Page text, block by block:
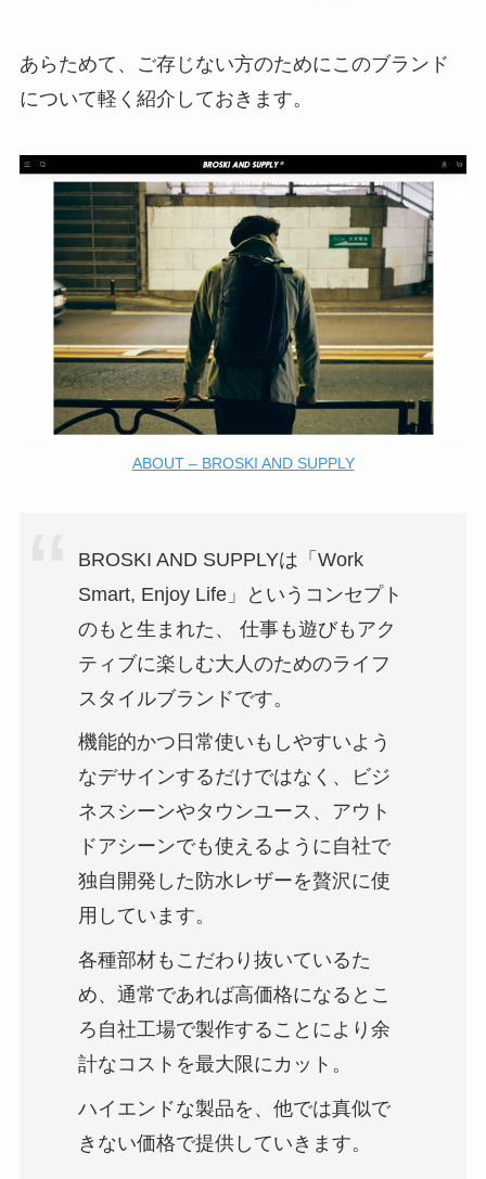
あらためて、ご存じない方のためにこのブランド
について軽く紹介しておきます。
ABOUT – BROSKI AND SUPPLY
BROSKI AND SUPPLYは「Work
Smart, Enjoy Life」というコンセプト
のもと生まれた、 仕事も遊びもアク
ティブに楽しむ大人のためのライフ
スタイルブランドです。
機能的かつ日常使いもしやすいよう
なデサインするだけではなく、ビジ
ネスシーンやタウンユース、アウト
ドアシーンでも使えるように自社で
独自開発した防水レザーを贅沢に使
用しています。
各種部材もこだわり抜いているた
め、通常であれば高価格になるとこ
ろ自社工場で製作することにより余
計なコストを最大限にカット。
ハイエンドな製品を、他では真似で
きない価格で提供していきます。